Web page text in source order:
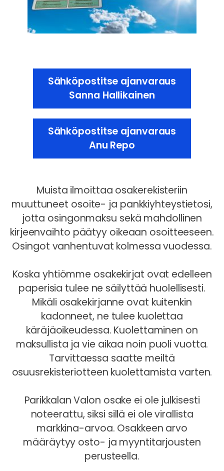
Sähköpostitse ajanvaraus
Sanna Hallikainen
Sähköpostitse ajanvaraus
Anu Repo
Muista ilmoittaa osakerekisteriin
muuttuneet osoite- ja pankkiyhteystietosi,
jotta osingonmaksu sekä mahdollinen
kirjeenvaihto päätyy oikeaan osoitteeseen.
Osingot vanhentuvat kolmessa vuodessa.
Koska yhtiömme osakekirjat ovat edelleen
paperisia tulee ne säilyttää huolellisesti.
Mikäli osakekirjanne ovat kuitenkin
kadonneet, ne tulee kuolettaa
käräjäoikeudessa. Kuolettaminen on
maksullista ja vie aikaa noin puoli vuotta.
Tarvittaessa saatte meiltä
osuusrekisteriotteen kuolettamista varten.
Parikkalan Valon osake ei ole julkisesti
noteerattu, siksi sillä ei ole virallista
markkina-arvoa. Osakkeen arvo
määräytyy osto- ja myyntitarjousten
perusteella.